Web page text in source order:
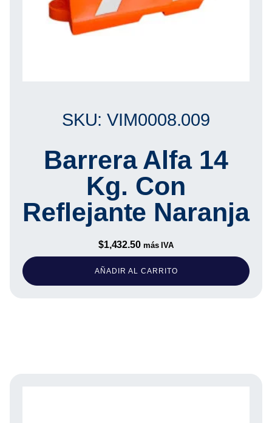
SKU: VIM0008.009
Barrera Alfa 14
Kg. Con
Reflejante Naranja
$1,432.50 más IVA
AÑADIR AL CARRITO